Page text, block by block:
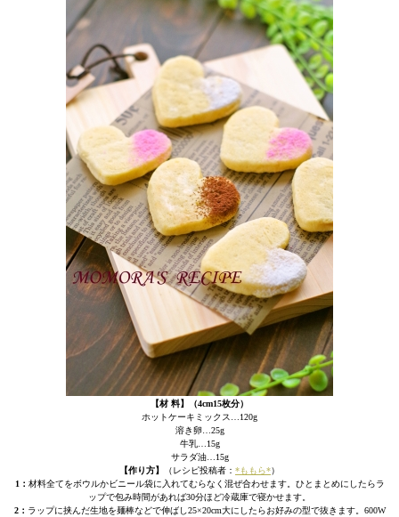
【材 料】（4cm15枚分）
ホットケーキミックス…120g
溶き卵…25g
牛乳…15g
サラダ油…15g
【作り方】
（レシピ投稿者： *ももら*）
1： 材料全てをボウルかビニール袋に入れてむらなく混ぜ合わせます。ひとまとめにしたらラ
ップで包み時間があれば30分ほど冷蔵庫で寝かせます。
2： ラップに挟んだ生地を麺棒などで伸ばし25×20cm大にしたらお好みの型で抜きます。600W